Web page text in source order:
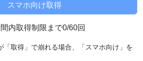
内取得制限まで0/60回
「取得」で崩れる場合、「スマホ向け」を